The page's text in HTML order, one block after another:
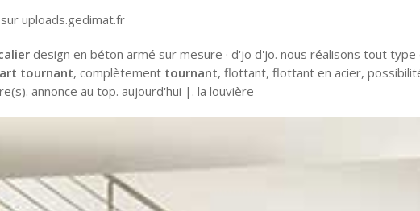
uploads.gedimat.fr
design en béton armé sur mesure · d'jo d'jo. nous réalisons tout type
tournant, complètement tournant, flottant, flottant en acier,
annonce au top. aujourd'hui |. la louvière